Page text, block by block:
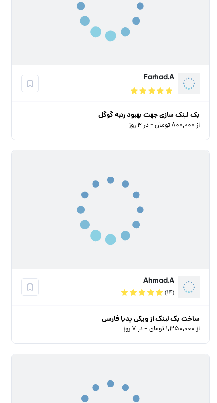
Farhad.A
بک لینک سازی جهت بهبود رتبه گوگل
از ۸۰۰,۰۰۰ تومان - در ۳ روز
Ahmad.A
(۱۴)
ساخت بک لینک از ویکی پدیا فارسی
از ۱,۳۵۰,۰۰۰ تومان - در ۷ روز